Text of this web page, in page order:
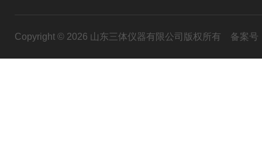
Copyright © 2026 山东三体仪器有限公司版权所有 备案号